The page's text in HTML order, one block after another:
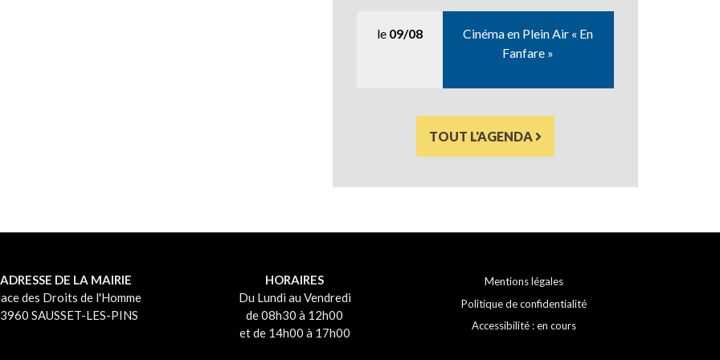
le 09/08
Cinéma en Plein Air « En
Fanfare »
TOUT L'AGENDA
ADRESSE DE LA MAIRIE
des Droits de l'Homme
SAUSSET-LES-PINS
HORAIRES
Du Lundi au Vendredi
de 08h30 à 12h00
et de 14h00 à 17h00
Mentions légales
Politique de confidentialité
Accessibilité : en cours